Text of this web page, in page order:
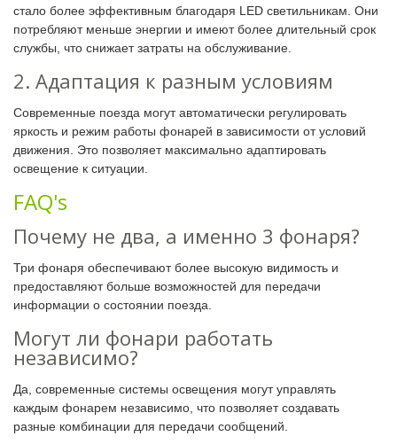
стало более эффективным благодаря LED светильникам. Они
потребляют меньше энергии и имеют более длительный срок
службы, что снижает затраты на обслуживание.
2. Адаптация к разным условиям
Современные поезда могут автоматически регулировать
яркость и режим работы фонарей в зависимости от условий
движения. Это позволяет максимально адаптировать
освещение к ситуации.
FAQ's
Почему не два, а именно 3 фонаря?
Три фонаря обеспечивают более высокую видимость и
предоставляют больше возможностей для передачи
информации о состоянии поезда.
Могут ли фонари работать
независимо?
Да, современные системы освещения могут управлять
каждым фонарем независимо, что позволяет создавать
разные комбинации для передачи сообщений.